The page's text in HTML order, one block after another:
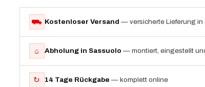
⛟ Kostenloser Versand — versicherte Lieferung in
⌂ Abholung in Sassuolo — montiert, eingestellt
↻ 14 Tage Rückgabe — komplett online